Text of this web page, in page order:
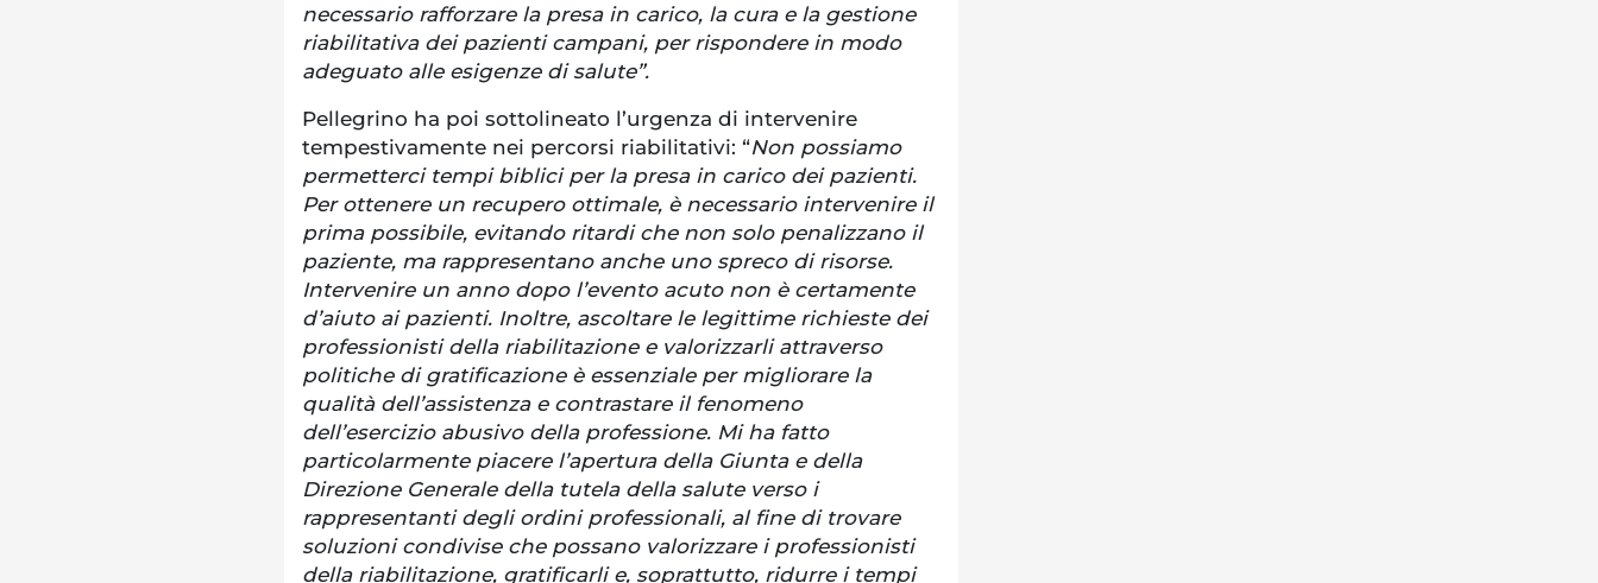
necessario rafforzare la presa in carico, la cura e la gestione
riabilitativa dei pazienti campani, per rispondere in modo
adeguato alle esigenze di salute”.
Pellegrino ha poi sottolineato l’urgenza di intervenire
tempestivamente nei percorsi riabilitativi: “Non possiamo
permetterci tempi biblici per la presa in carico dei pazienti.
Per ottenere un recupero ottimale, è necessario intervenire il
prima possibile, evitando ritardi che non solo penalizzano il
paziente, ma rappresentano anche uno spreco di risorse.
Intervenire un anno dopo l’evento acuto non è certamente
d’aiuto ai pazienti. Inoltre, ascoltare le legittime richieste dei
professionisti della riabilitazione e valorizzarli attraverso
politiche di gratificazione è essenziale per migliorare la
qualità dell’assistenza e contrastare il fenomeno
dell’esercizio abusivo della professione. Mi ha fatto
particolarmente piacere l’apertura della Giunta e della
Direzione Generale della tutela della salute verso i
rappresentanti degli ordini professionali, al fine di trovare
soluzioni condivise che possano valorizzare i professionisti
della riabilitazione, gratificarli e, soprattutto, ridurre i tempi